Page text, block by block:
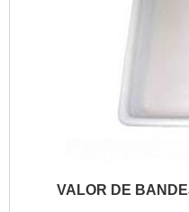
VALOR DE